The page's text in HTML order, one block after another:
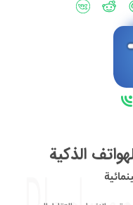
الذكية